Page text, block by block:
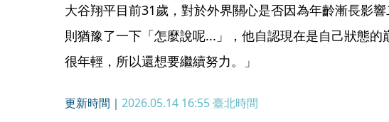
大谷翔平目前31歲，對於外界關心是否因為年齡漸長影
則猶豫了一下「怎麼說呢...」，他自認現在是自己狀態的
很年輕，所以還想要繼續努力。」
更新時間｜ 2026.05.14 16:55臺北時間